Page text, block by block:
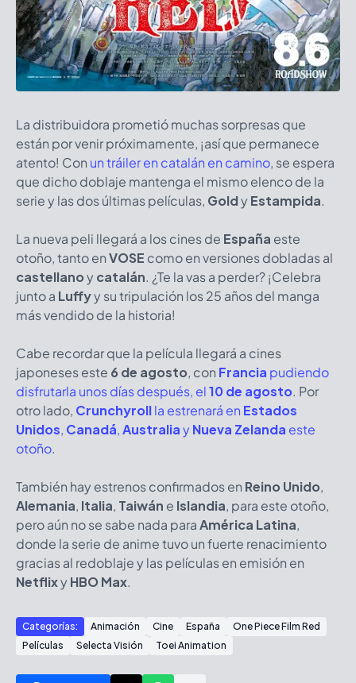
La distribuidora prometió muchas sorpresas que
están por venir próximamente, ¡así que permanece
atento! Con un tráiler en catalán en camino, se espera
que dicho doblaje mantenga el mismo elenco de la
serie y las dos últimas películas, GoldyEstampida.
La nueva peli llegará a los cines de España este
otoño, tanto enVOSE como en versiones dobladas al
castellanoycatalán. ¿Te la vas a perder? ¡Celebra
junto a Luffyy su tripulación los 25 años del manga
más vendido de la historia!
Cabe recordar que la película llegará a cines
japoneses este 6 de agosto, con Francia pudiendo
disfrutarla unos días después, el10 de agosto. Por
otro lado, Crunchyrollla estrenará en Estados
Unidos, Canadá,AustraliayNueva Zelanda este
otoño.
También hay estrenos confirmados en Reino Unido,
Alemania, Italia, Taiwán e Islandia, para este otoño,
pero aún no se sabe nada paraAmérica Latina,
donde la serie de anime tuvo un fuerte renacimiento
gracias al redoblaje y las películas en emisión en
NetflixyHBO Max.
Categorías: Animación Cine España
One Piece Film Red
Películas
Selecta Visión Toei Animation